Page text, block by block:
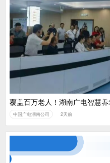
覆盖百万老人！湖南广电智慧
中国广电湖南公司 2天前